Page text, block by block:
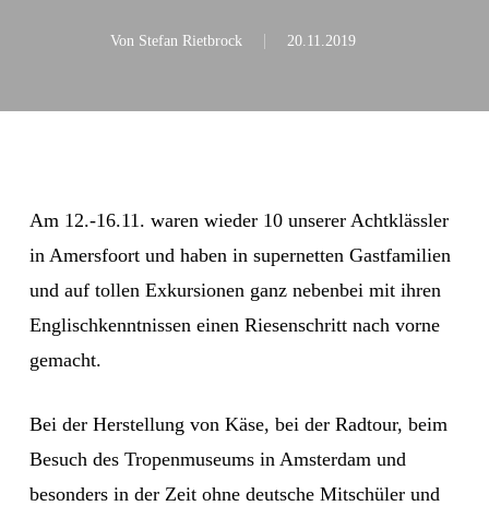
Von Stefan Rietbrock 20.11.2019
Am 12.-16.11. waren wieder 10 unserer Achtklässler
in Amersfoort und haben in supernetten Gastfamilien
und auf tollen Exkursionen ganz nebenbei mit ihren
Englischkenntnissen einen Riesenschritt nach vorne
gemacht.
Bei der Herstellung von Käse, bei der Radtour, beim
Besuch des Tropenmuseums in Amsterdam und
besonders in der Zeit ohne deutsche Mitschüler und